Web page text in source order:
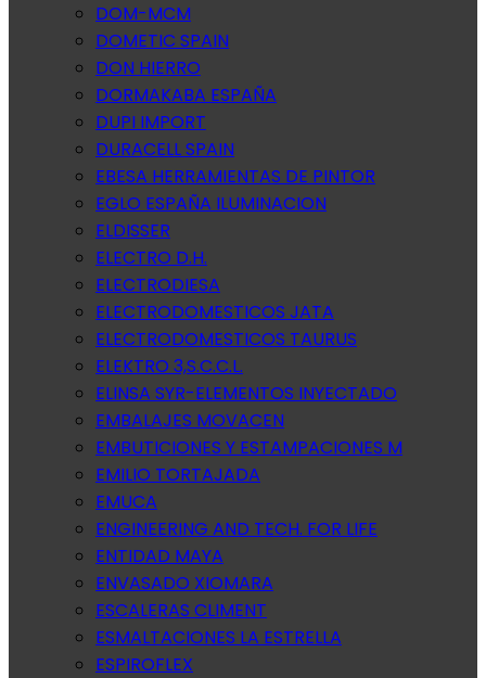
DOM-MCM
DOMETIC SPAIN
DON HIERRO
DORMAKABA ESPAÑA
DUPI IMPORT
DURACELL SPAIN
EBESA HERRAMIENTAS DE PINTOR
EGLO ESPAÑA ILUMINACION
ELDISSER
ELECTRO D.H.
ELECTRODIESA
ELECTRODOMESTICOS JATA
ELECTRODOMESTICOS TAURUS
ELEKTRO 3,S.C.C.L.
ELINSA SYR-ELEMENTOS INYECTADO
EMBALAJES MOVACEN
EMBUTICIONES Y ESTAMPACIONES M
EMILIO TORTAJADA
EMUCA
ENGINEERING AND TECH. FOR LIFE
ENTIDAD MAYA
ENVASADO XIOMARA
ESCALERAS CLIMENT
ESMALTACIONES LA ESTRELLA
ESPIROFLEX